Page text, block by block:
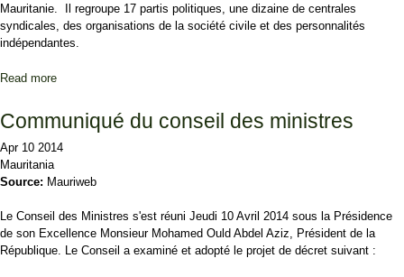
Mauritanie. Il regroupe 17 partis politiques, une dizaine de centrales
syndicales, des organisations de la société civile et des personnalités
indépendantes.
Read more
Communiqué du conseil des ministres
Apr 10 2014
Mauritania
Source: Mauriweb
Le Conseil des Ministres s'est réuni Jeudi 10 Avril 2014 sous la Présidence
de son Excellence Monsieur Mohamed Ould Abdel Aziz, Président de la
République. Le Conseil a examiné et adopté le projet de décret suivant :